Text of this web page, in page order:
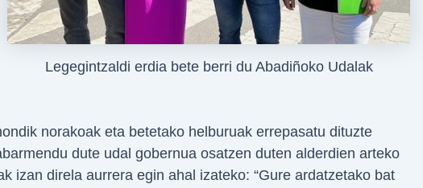
Legegintzaldi erdia bete berri du Abadiñoko Udalak
norakoak eta betetako helburuak errepasatu dituzte
dute udal gobernua osatzen duten alderdien arteko
izan direla aurrera egin ahal izateko: “Gure ardatzetako bat